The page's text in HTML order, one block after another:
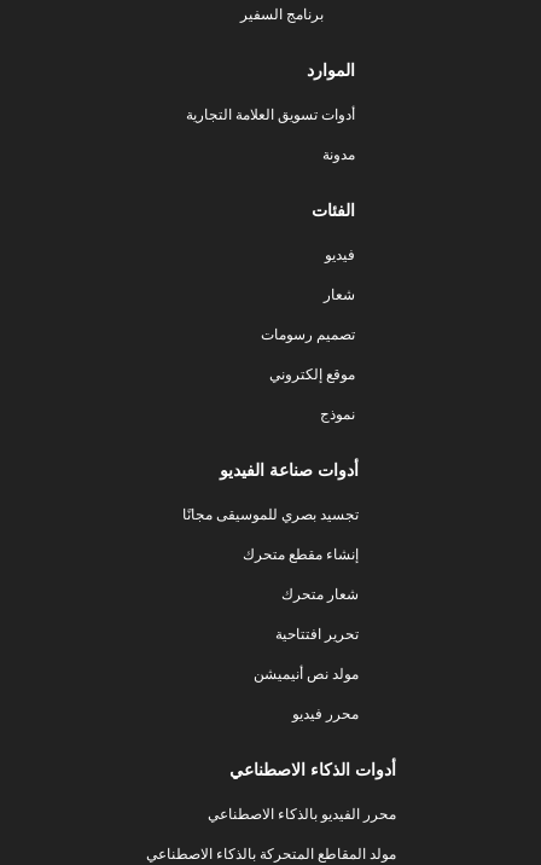
برنامج السفير
الموارد
أدوات تسويق العلامة التجارية
مدونة
الفئات
فيديو
شعار
تصميم رسومات
موقع إلكتروني
نموذج
أدوات صناعة الفيديو
تجسيد بصري للموسيقى مجانًا
إنشاء مقطع متحرك
شعار متحرك
تحرير افتتاحية
مولد نص أنيميشن
محرر فيديو
أدوات الذكاء الاصطناعي
محرر الفيديو بالذكاء الاصطناعي
مولد المقاطع المتحركة بالذكاء الاصطناعي